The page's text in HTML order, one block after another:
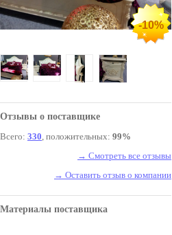
-10%
Отзывы о поставщике
Всего: 330, положительных: 99%
→ Смотреть все отзывы
→ Оставить отзыв о компании
Материалы поставщика